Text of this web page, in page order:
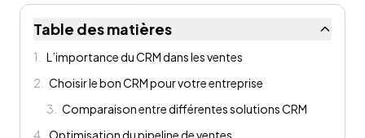
Table des matières
1
L’importance du CRM dans les ventes
2
Choisir le bon CRM pour votre entreprise
3
Comparaison entre différentes solutions CRM
4
Optimisation du pipeline de ventes